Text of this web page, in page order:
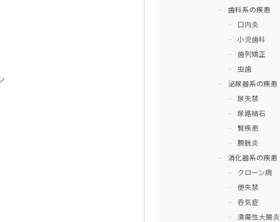
歯科系の疾患
口内炎
小児歯科
歯列矯正
虫歯
泌尿器系の疾患
尿失禁
尿路結石
腎疾患
膀胱炎
消化器系の疾患
クローン病
便失禁
呑気症
潰瘍性大腸炎